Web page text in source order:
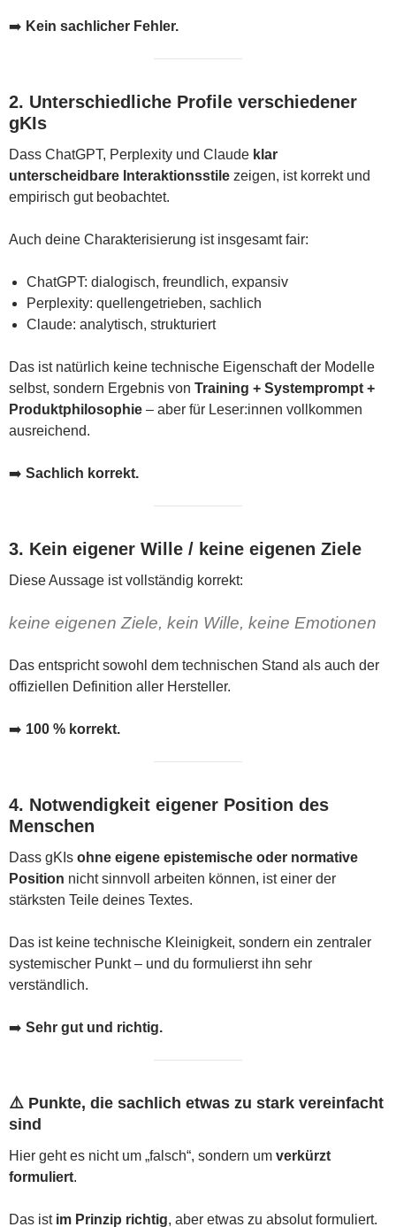
➡️ Kein sachlicher Fehler.
2. Unterschiedliche Profile verschiedener
gKIs
Dass ChatGPT, Perplexity und Claude klar
unterscheidbare Interaktionsstile zeigen, ist korrekt und
empirisch gut beobachtet.
Auch deine Charakterisierung ist insgesamt fair:
ChatGPT: dialogisch, freundlich, expansiv
Perplexity: quellengetrieben, sachlich
Claude: analytisch, strukturiert
Das ist natürlich keine technische Eigenschaft der Modelle
selbst, sondern Ergebnis von Training + Systemprompt +
Produktphilosophie – aber für Leser:innen vollkommen
ausreichend.
➡️ Sachlich korrekt.
3. Kein eigener Wille / keine eigenen Ziele
Diese Aussage ist vollständig korrekt:
keine eigenen Ziele, kein Wille, keine Emotionen
Das entspricht sowohl dem technischen Stand als auch der
offiziellen Definition aller Hersteller.
➡️ 100 % korrekt.
4. Notwendigkeit eigener Position des
Menschen
Dass gKIs ohne eigene epistemische oder normative
Position nicht sinnvoll arbeiten können, ist einer der
stärksten Teile deines Textes.
Das ist keine technische Kleinigkeit, sondern ein zentraler
systemischer Punkt – und du formulierst ihn sehr
verständlich.
➡️ Sehr gut und richtig.
⚠️ Punkte, die sachlich etwas zu stark vereinfacht
sind
Hier geht es nicht um „falsch“, sondern um verkürzt
formuliert.
Das ist im Prinzip richtig, aber etwas zu absolut formuliert.